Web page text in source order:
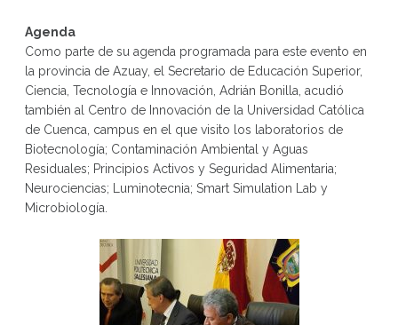
Agenda
Como parte de su agenda programada para este evento en
la provincia de Azuay, el Secretario de Educación Superior,
Ciencia, Tecnología e Innovación, Adrián Bonilla, acudió
también al Centro de Innovación de la Universidad Católica
de Cuenca, campus en el que visito los laboratorios de
Biotecnología; Contaminación Ambiental y Aguas
Residuales; Principios Activos y Seguridad Alimentaria;
Neurociencias; Luminotecnia; Smart Simulation Lab y
Microbiología.